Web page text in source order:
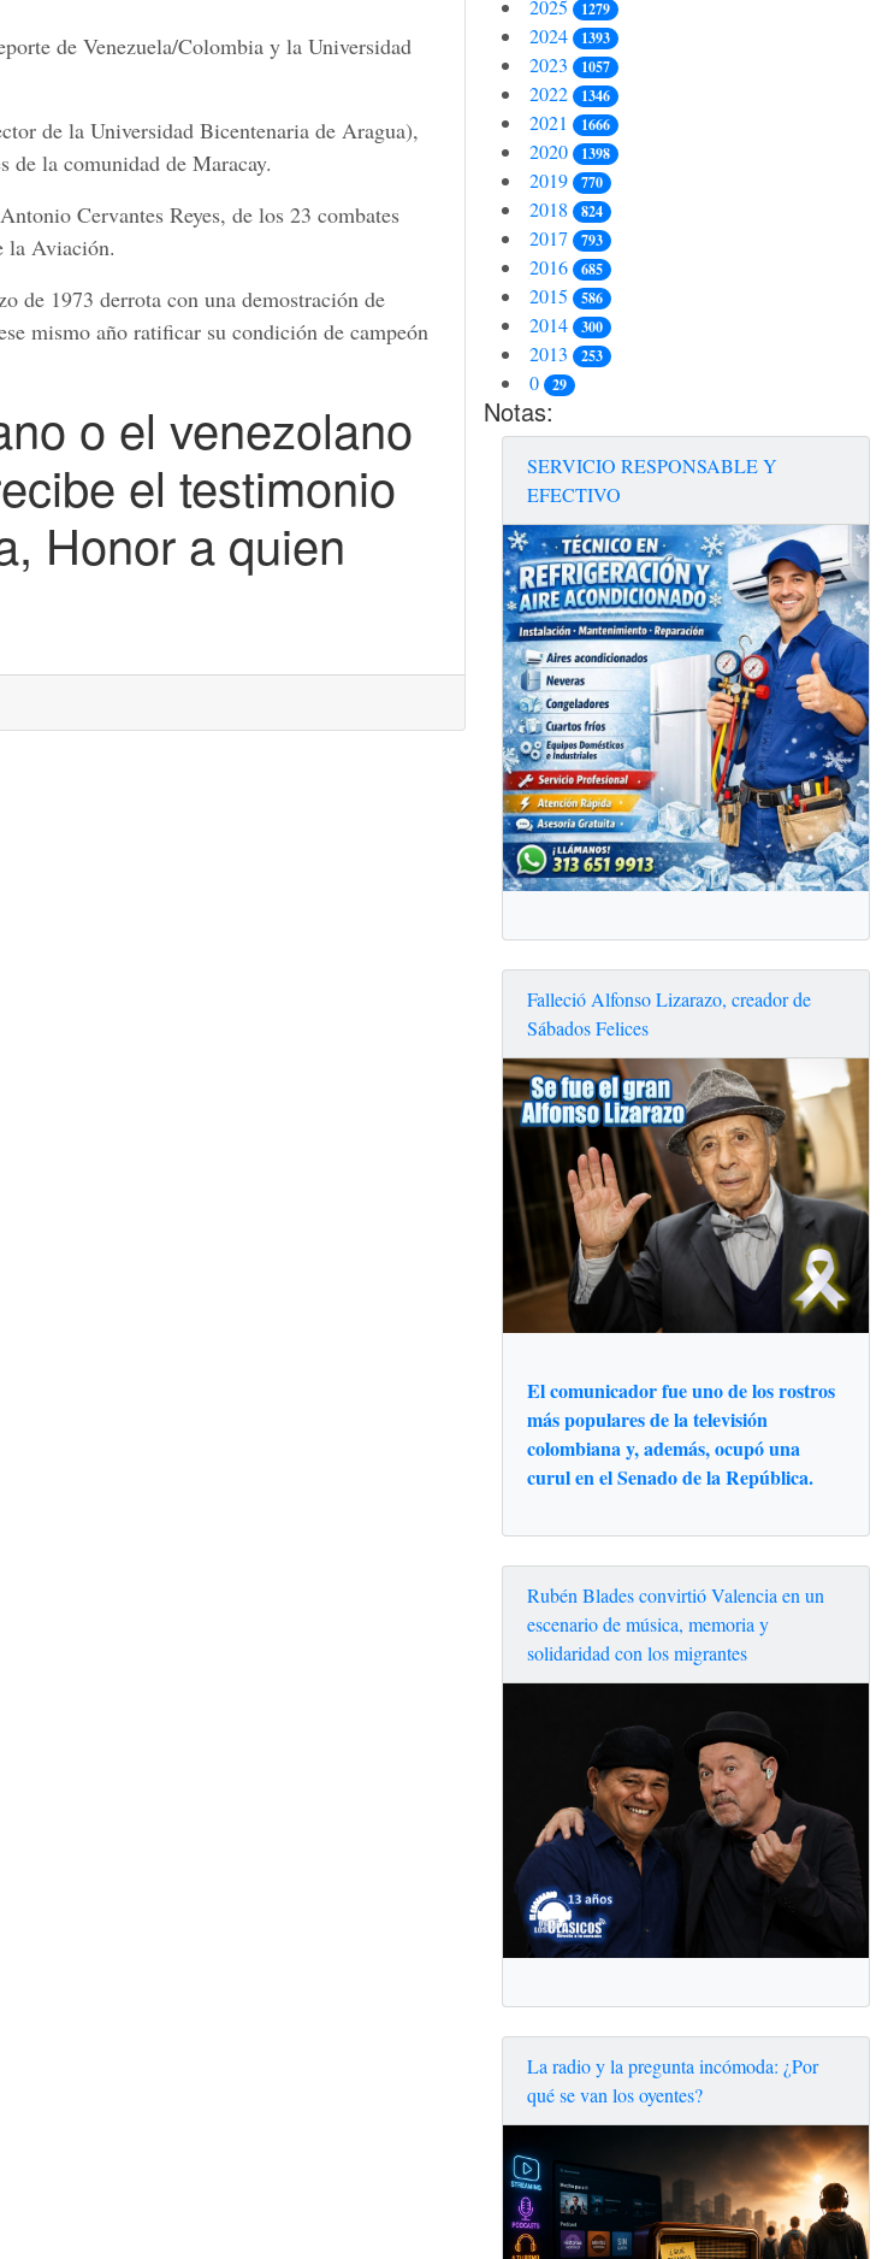
de Venezuela/Colombia y la Universidad
de la Universidad Bicentenaria de Aragua),
de la comunidad de Maracay.
Cervantes Reyes, de los 23 combates
la Aviación.
de 1973 derrota con una demostración de
mismo año ratificar su condición de campeón
o el venezolano
el testimonio
Honor a quien
2025 1279
2024 1393
2023 1057
2022 1346
2021 1666
2020 1398
2019 770
2018 824
2017 793
2016 685
2015 586
2014 300
2013 253
0 29
Notas:
SERVICIO RESPONSABLE Y
EFECTIVO
Falleció Alfonso Lizarazo, creador de
Sábados Felices
El comunicador fue uno de los rostros
más populares de la televisión
colombiana y, además, ocupó una
curul en el Senado de la República.
Rubén Blades convirtió Valencia en un
escenario de música, memoria y
solidaridad con los migrantes
La radio y la pregunta incómoda: ¿Por
qué se van los oyentes?